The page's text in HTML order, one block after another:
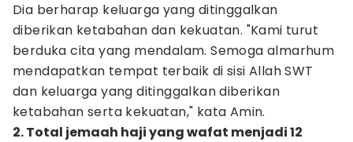
Dia berharap keluarga yang ditinggalkan
diberikan ketabahan dan kekuatan. "Kami turut
berduka cita yang mendalam. Semoga almarhum
mendapatkan tempat terbaik di sisi Allah SWT
dan keluarga yang ditinggalkan diberikan
ketabahan serta kekuatan," kata Amin.
2. Total jemaah haji yang wafat menjadi 12